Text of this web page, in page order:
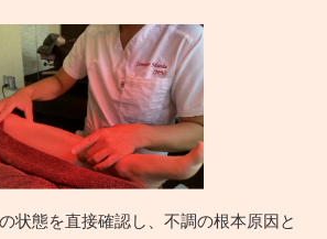
状態を直接確認し、不調の根本原因と